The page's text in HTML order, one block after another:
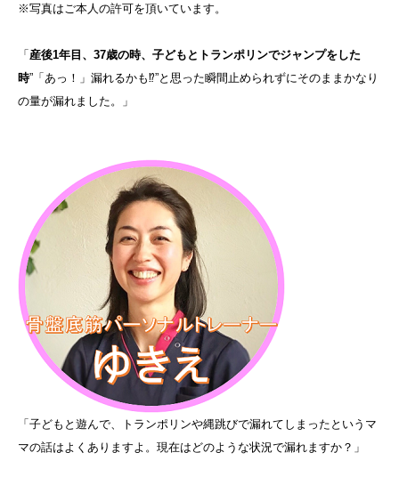
※写真はご本人の許可を頂いています。
「産後1年目、37歳の時、子どもとトランポリンでジャンプをした
時”「あっ！」漏れるかも⁉”と思った瞬間止められずにそのままかなり
の量が漏れました。」
「子どもと遊んで、トランポリンや縄跳びで漏れてしまったというマ
マの話はよくありますよ。現在はどのような状況で漏れますか？」